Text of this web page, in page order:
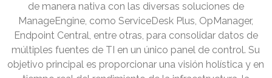
de manera nativa con las diversas soluciones de
ManageEngine, como ServiceDesk Plus, OpManager,
Endpoint Central, entre otras, para consolidar datos de
múltiples fuentes de TI en un único panel de control. Su
objetivo principal es proporcionar una visión holística y en